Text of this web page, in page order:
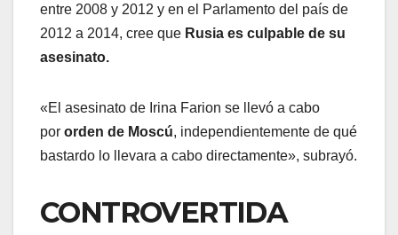
entre 2008 y 2012 y en el Parlamento del país de
2012 a 2014, cree que Rusia es culpable de su
asesinato.
«El asesinato de Irina Farion se llevó a cabo
por orden de Moscú, independientemente de qué
bastardo lo llevara a cabo directamente», subrayó.
CONTROVERTIDA